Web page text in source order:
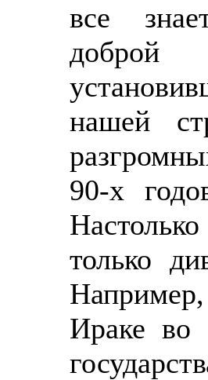
все
доброй
нашей
90-х
только
Ираке во